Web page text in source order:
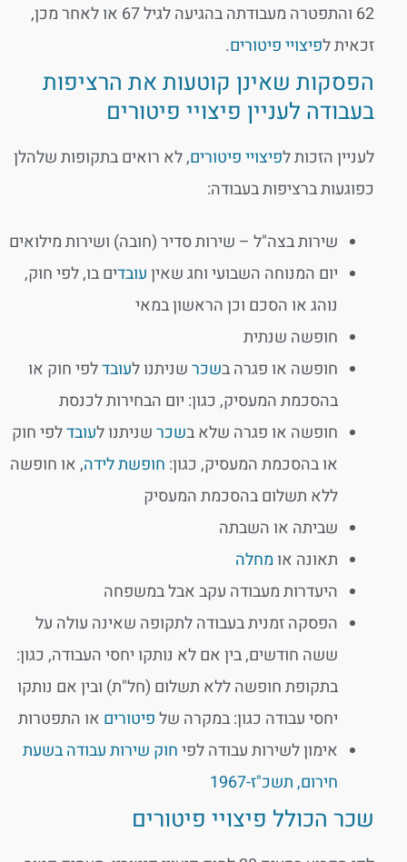
62 והתפטרה מעבודתה בהגיעה לגיל 67 או לאחר מכן,
זכאית לפיצויי פיטורים.
הפסקות שאינן קוטעות את הרציפות
בעבודה לעניין פיצויי פיטורים
לעניין הזכות לפיצויי פיטורים, לא רואים בתקופות שלהלן
כפוגעות ברציפות בעבודה:
שירות בצה"ל – שירות סדיר (חובה) ושירות מילואים
יום המנוחה השבועי וחג שאיןעובדים בו, לפי חוק,
נוהג או הסכם וכן הראשון במאי
חופשה שנתית
חופשה או פגרה בשכרשניתנו לעובדלפי חוק או
בהסכמת המעסיק, כגון: יום הבחירות לכנסת
חופשה או פגרה שלא בשכרשניתנו לעובדלפי חוק
או בהסכמת המעסיק, כגון:חופשת לידה, או חופשה
ללא תשלום בהסכמת המעסיק
שביתה או השבתה
תאונה אומחלה
היעדרות מעבודה עקב אבל במשפחה
הפסקה זמנית בעבודה לתקופה שאינה עולה על
ששה חודשים, בין אם לא נותקו יחסי העבודה, כגון:
בתקופת חופשה ללא תשלום (חל"ת) ובין אם נותקו
יחסי עבודה כגון: במקרה שלפיטוריםאו התפטרות
אימון לשירות עבודה לפיחוק שירות עבודה בשעת
חירום, תשכ"ז-1967
שכר הכולל פיצויי פיטורים